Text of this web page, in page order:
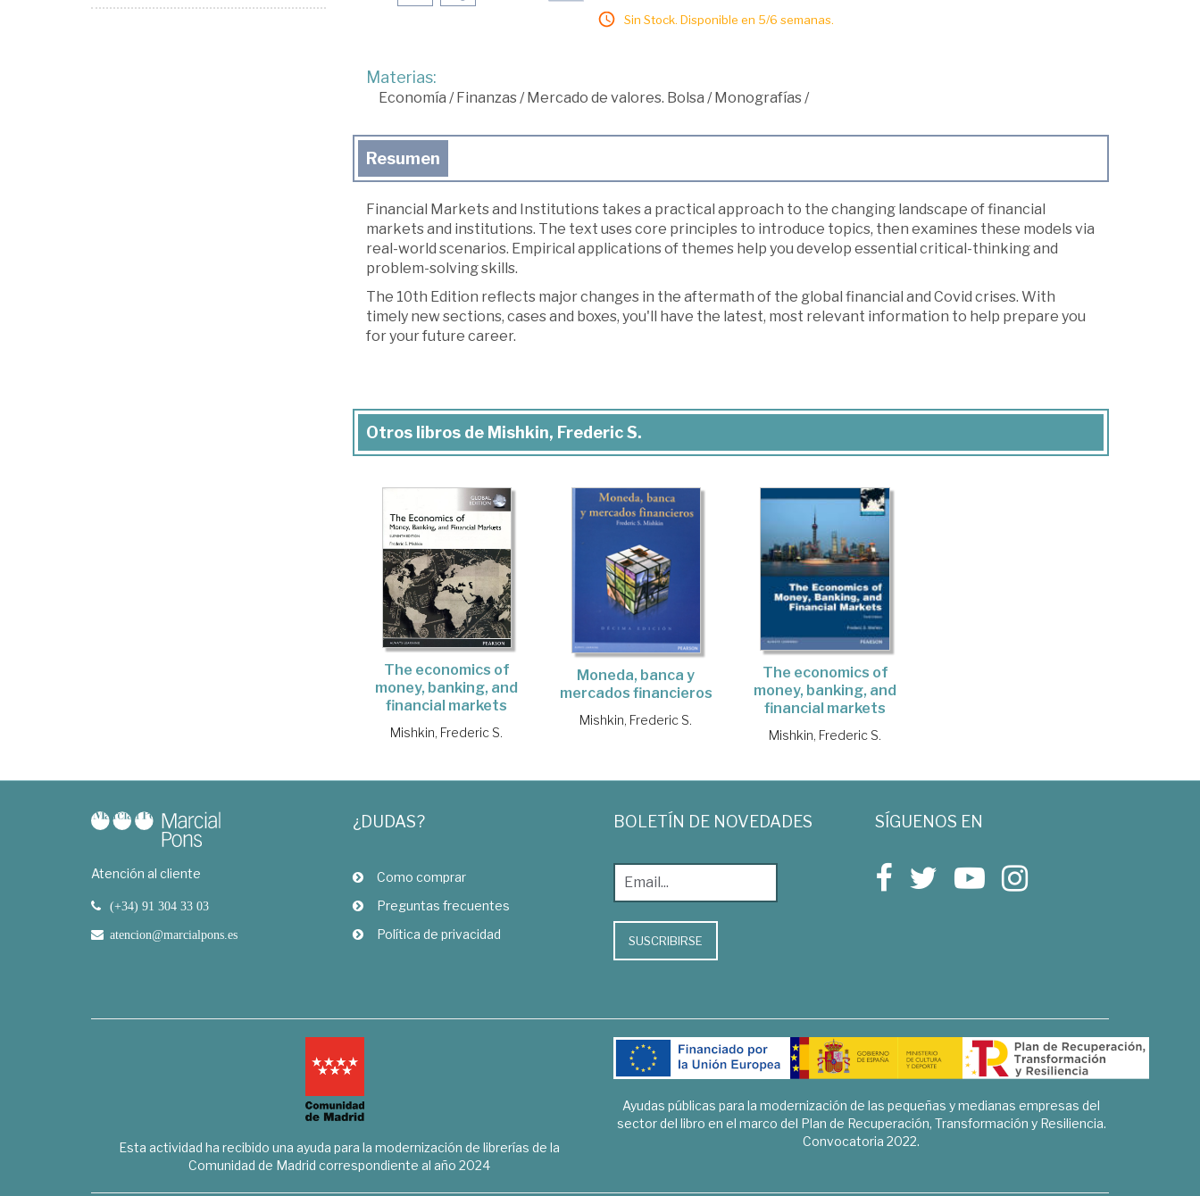
Sin Stock. Disponible en 5/6 semanas.
Materias:
Economía /Finanzas/Mercado de valores. Bolsa /Monografías/
Resumen
Financial Markets and Institutions takes a practical approach to the changing landscape of financial
markets and institutions. The text uses core principles to introduce topics, then examines these models via
real-world scenarios. Empirical applications of themes help you develop essential critical-thinking and
problem-solving skills.
The 10th Edition reflects major changes in the aftermath of the global financial and Covid crises. With
timely new sections, cases and boxes, you'll have the latest, most relevant information to help prepare you
for your future career.
Otros libros de Mishkin, Frederic S.
The economics of
money, banking, and
financial markets
Mishkin, Frederic S.
Moneda, banca y
mercados financieros
Mishkin, Frederic S.
The economics of
money, banking, and
financial markets
Mishkin, Frederic S.
Atención al cliente
(+34) 91 304 33 03
atencion@marcialpons.es
¿DUDAS?
Como comprar
Preguntas frecuentes
Política de privacidad
BOLETÍN DE NOVEDADES
SUSCRIBIRSE
SÍGUENOS EN
Esta actividad ha recibido una ayuda para la modernización de librerías de la
Comunidad de Madrid correspondiente al año 2024
Ayudas públicas para la modernización de las pequeñas y medianas empresas del
sector del libro en el marco del Plan de Recuperación, Transformación y Resiliencia.
Convocatoria 2022.